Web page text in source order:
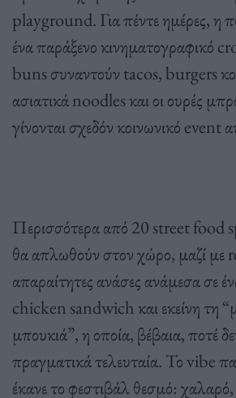
playground. Για πέντε ημέρες, η
ένα παράξενο κινηματογραφικό
buns συναντούν tacos, burgers
ασιατικά noodles και οι ουρές
γίνονται σχεδόν κοινωνικό event
Περισσότερα από 20 street food
θα απλωθούν στον χώρο, μαζί με
απαραίτητες ανάσες ανάμεσα σε
chicken sandwich και εκείνη τη
μπουκιά”, η οποία, βέβαια, ποτέ
πραγματικά τελευταία. Το vibe
έκανε το φεστιβάλ θεσμό: